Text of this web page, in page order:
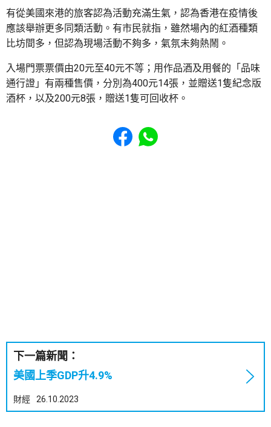
有從美國來港的旅客認為活動充滿生氣，認為香港在疫情後
應該舉辦更多同類活動。有市民就指，雖然場內的紅酒種類
比坊間多，但認為現場活動不夠多，氣氛未夠熱鬧。
入場門票票價由20元至40元不等；用作品酒及用餐的「品味
通行證」有兩種售價，分別為400元14張，並贈送1隻紀念版
酒杯，以及200元8張，贈送1隻可回收杯。
Share to Facebook
Share to WhatsApp
下一篇新聞：
美國上季GDP升4.9%
財經 26.10.2023